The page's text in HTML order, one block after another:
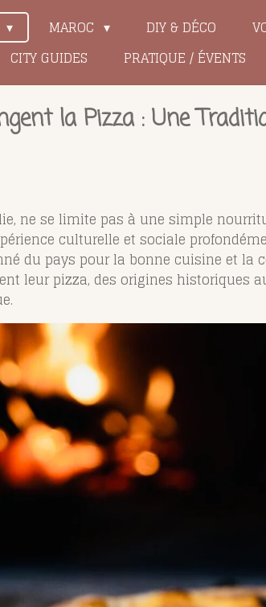
MAROC DIY & DÉCO
CITY GUIDES PRATIQUE / ÉVENTS
la Pizza : Une
ne se limite pas à une simple
culturelle et sociale
du pays pour la bonne cuisine et la
leur pizza, des origines historiques